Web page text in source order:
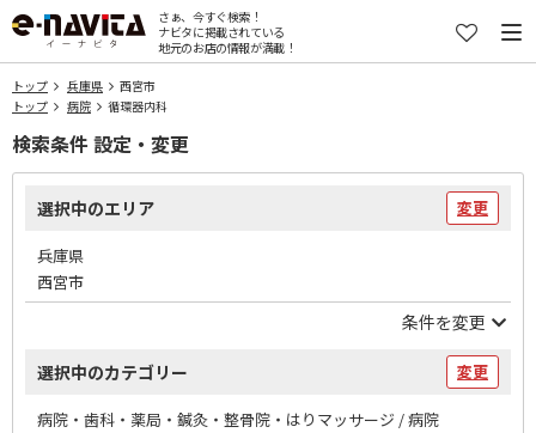
さぁ、今すぐ検索！
ナビタに掲載されている
地元のお店の情報が満載！
トップ 兵庫県
西宮市
トップ
病院 循環器内科
検索条件 設定・変更
選択中のエリア 変更
兵庫県
西宮市
条件を変更
選択中のカテゴリー 変更
病院・歯科・薬局・鍼灸・整骨院・はりマッサージ / 病院